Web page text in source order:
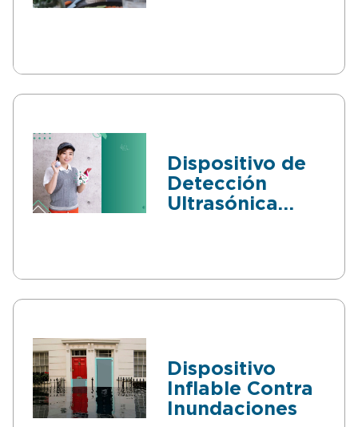
Dispositivo de
Detección
Ultrasónica
Dispositivo
Inflable Contra
Inundaciones